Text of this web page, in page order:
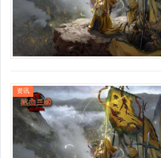
资讯